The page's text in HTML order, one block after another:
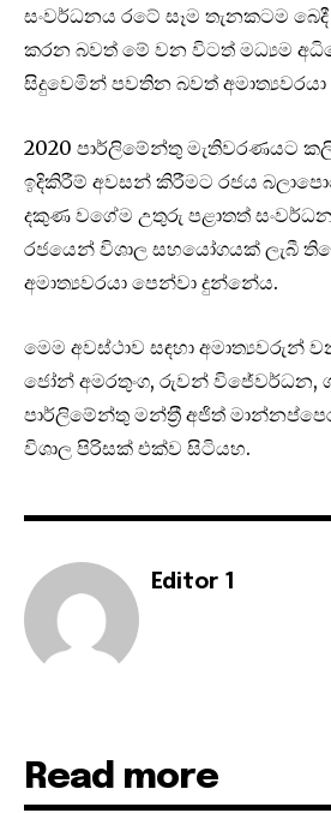
සංවර්ධනය රටේ සෑම තැනකටම
කරන බවත් මේ වන විටත් මධ්‍යම
සිදුවෙමින් පවතින බවත් අමාත්‍යවරයා
2020 පාර්ලිමේන්තු මැතිවරණයට
ඉදිකිරීම් අවසන් කිරීමට රජය
දකුණ වගේම උතුරු පළාතත්
රජයෙන් විශාල සහයෝගයක් ලැබී
අමාත්‍යවරයා පෙන්වා දුන්නේය.
මෙම අවස්ථාව සඳහා අමාත්‍යවරුන්
ජෝන් අමරතුංග, රුවන් විජේවර්ධන,
පාර්ලිමේන්තු මන්ත‍්‍රී අජිත්
විශාල පිරිසක් එක්ව සිටියහ.
Editor 1
Read more